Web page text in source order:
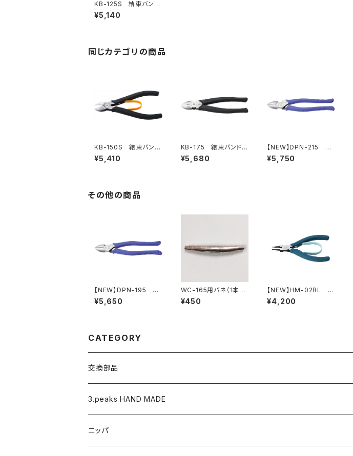
KB-125S 結束バンド
2WAYニッパ
¥5,140
同じカテゴリの商品
KB-150S 結束バンド
2WAYニッパ
¥5,410
KB-175 結束バンド2
WAYニッパ
¥5,680
【NEW】DPN-215 電
工パワーニッパ
¥5,750
その他の商品
【NEW】DPN-195 電
工パワーニッパ
¥5,650
WC-165用バネ（1本
入）
¥450
【NEW】HM-02BL 丸
ペンチ（ピーコックブル
ー）
¥4,200
CATEGORY
交換部品
バネ
ナイロンジョープライヤー用 替えくわえ部
3.peaks HAND MADE
ニッパ
ニッパ